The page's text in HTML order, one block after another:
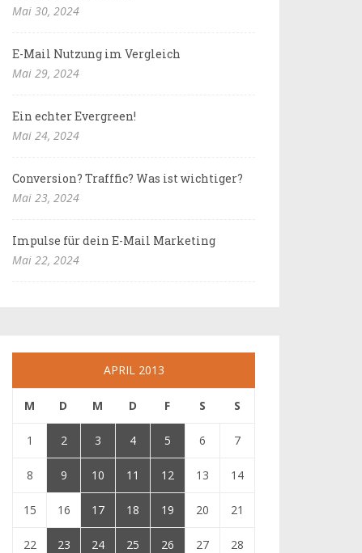
Mai 30, 2024
E-Mail Nutzung im Vergleich
Mai 29, 2024
Ein echter Evergreen!
Mai 24, 2024
Conversion? Trafffic? Was ist wichtiger?
Mai 23, 2024
Impulse für dein E-Mail Marketing
Mai 22, 2024
APRIL 2013
M D M D F S S
1 2 3 4 5 6 7
8 9 10 11 12 13 14
15 16 17 18 19 20 21
22 23 24 25 26 27 28